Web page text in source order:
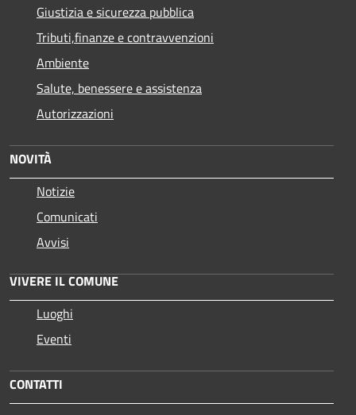
Giustizia e sicurezza pubblica
Tributi,finanze e contravvenzioni
Ambiente
Salute, benessere e assistenza
Autorizzazioni
NOVITÀ
Notizie
Comunicati
Avvisi
VIVERE IL COMUNE
Luoghi
Eventi
CONTATTI